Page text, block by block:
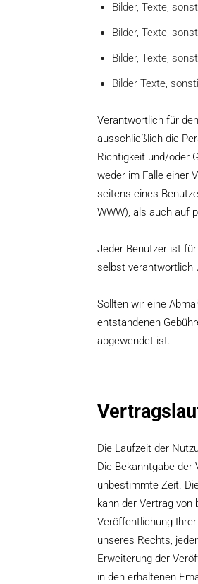
Bilder, Texte,
Bilder, Texte,
Bilder, Texte,
Bilder Texte,
Verantwortlich für
ausschließlich die
Richtigkeit und/oder
weder im Falle einer
seitens eines
WWW), als auch auf
Jeder Benutzer ist
selbst verantwortlich
Sollten wir eine
entstandenen
abgewendet ist.
Die Laufzeit der
Die Bekanntgabe
unbestimmte Zeit.
kann der Vertrag von
Veröffentlichung
unseres Rechts,
Erweiterung der
in den erhaltenen